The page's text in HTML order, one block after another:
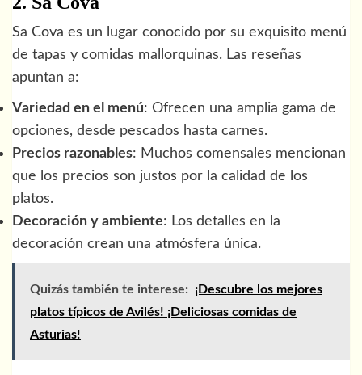
Sa Cova es un lugar conocido por su exquisito menú
de tapas y comidas mallorquinas. Las reseñas
apuntan a:
Variedad en el menú: Ofrecen una amplia gama de
opciones, desde pescados hasta carnes.
Precios razonables: Muchos comensales mencionan
que los precios son justos por la calidad de los
platos.
Decoración y ambiente: Los detalles en la
decoración crean una atmósfera única.
Quizás también te interese:
¡Descubre los mejores
platos típicos de Avilés! ¡Deliciosas comidas de
Asturias!